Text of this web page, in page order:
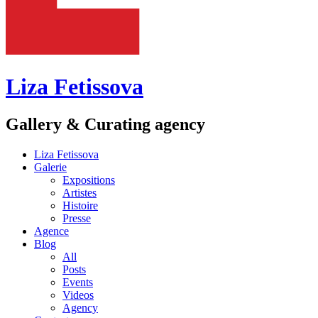
Liza Fetissova
Gallery & Curating agency
Liza Fetissova
Galerie
Expositions
Artistes
Histoire
Presse
Agence
Blog
All
Posts
Events
Videos
Agency